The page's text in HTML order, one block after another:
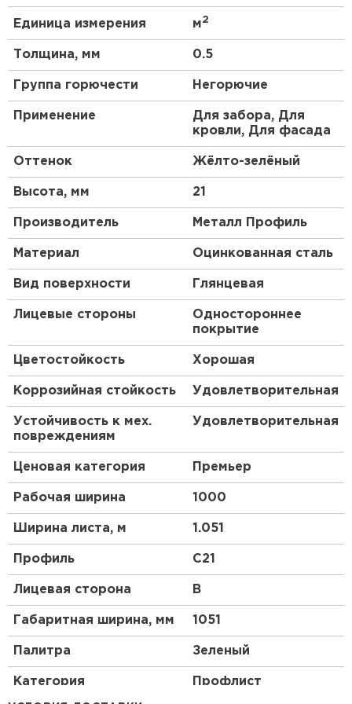
прочнее материал.
Профиль С-21:
Покрытие NormanMP:
Если вы желаете обеспечить забору долговечную
защиту, приобретайте профилированный лист
NormanMP® . Это покрытие уверенно оберегает
стальную основу от выгорания и ржавчины.
Технические характеристики NormanMP®
следующие: толщина оцинкованной стальной
основы с полимерным покрытием — 0.5 мм.
NormanMP®соответствует строгим требованиям
качества и безопасности: наши сотрудники
тщательно контролируют каждый этап
изготовления. Термостойкое и не прихотливое к
климатическим условиям покрытие отличается
средней устойчивостью к физическим
воздействиям. Обратите внимание: допустимая
температура эксплуатации — не выше +100
градусов. Позаботьтесь о защите забора от
негативных воздействий окружающей среды.
Подтверждение наших слов — успешно
пройденные испытания Санкт-Петербургского
Ищете проверенное качество? Выбирайте
Преимущества:
Благодаря декоративно-защитному слою
NormanMP профлист отличается
впечатляющими эстетическими
характеристиками.
Монтаж простой, значительные финансовые
Единица измерения м2
Толщина, мм 0.5
Группа горючести Негорючие
Применение
Для забора, Для
кровли, Для фасада
Оттенок Жёлто-зелёный
Высота, мм 21
Производитель Металл Профиль
Материал Оцинкованная сталь
Вид поверхности Глянцевая
Лицевые стороны
Одностороннее
покрытие
Цветостойкость Хорошая
Коррозийная стойкость Удовлетворительная
Устойчивость к мех.
повреждениям
Удовлетворительная
Ценовая категория Премьер
Рабочая ширина 1000
Ширина листа, м 1.051
Профиль C21
Лицевая сторона B
Габаритная ширина, мм 1051
Палитра Зеленый
Категория Профлист
ПЕРЕЙТИ
Рулонная кровля
ПЕРЕЙТИ